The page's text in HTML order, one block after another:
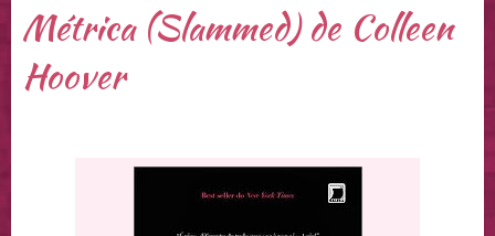
Métrica (Slammed) de Colleen
Hoover